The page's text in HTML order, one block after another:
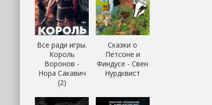
Все ради игры.
Король
Воронов -
Нора Сакавич
(2)
Сказки о
Петсоне и
Финдусе - Свен
Нурдквист